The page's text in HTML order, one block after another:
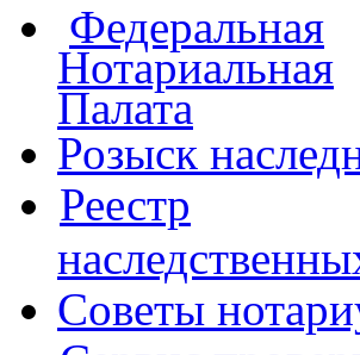
Федеральная
Нотариальная
Палата
Розыск
Реестр
Советы